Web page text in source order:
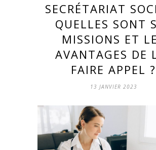
SECRÉTARIAT
QUELLES SONT
MISSIONS ET
AVANTAGES DE
FAIRE APPEL ?
13 JANVIER 2023